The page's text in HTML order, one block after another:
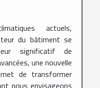
actuels,
du bâtiment se
significatif de
une nouvelle
de transformer